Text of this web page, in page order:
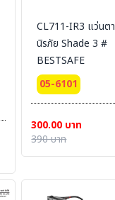
CL711-IR3 แว่นตา
นิรภัย Shade 3 #
BESTSAFE
05-6101
300.00 บาท
390 บาท